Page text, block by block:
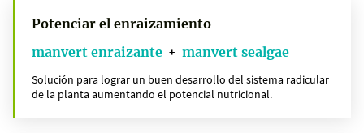
Potenciar el enraizamiento
manvert enraizante + manvert sealgae
Solución para lograr un buen desarrollo del sistema radicular
de la planta aumentando el potencial nutricional.